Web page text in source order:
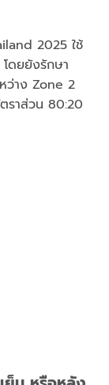
2025 ใช้
ดยยังรักษา
ว่าง Zone 2
ราส่วน 80:20